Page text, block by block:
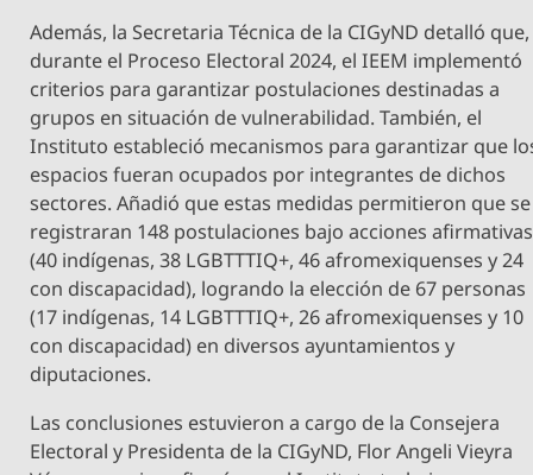
Además, la Secretaria Técnica de la CIGyND detalló que,
durante el Proceso Electoral 2024, el IEEM implementó
criterios para garantizar postulaciones destinadas a
grupos en situación de vulnerabilidad. También, el
Instituto estableció mecanismos para garantizar que
espacios fueran ocupados por integrantes de dichos
sectores. Añadió que estas medidas permitieron que se
registraran 148 postulaciones bajo acciones afirmativas
(40 indígenas, 38 LGBTTTIQ+, 46 afromexiquenses y 24
con discapacidad), logrando la elección de 67 personas
(17 indígenas, 14 LGBTTTIQ+, 26 afromexiquenses y 10
con discapacidad) en diversos ayuntamientos y
diputaciones.
Las conclusiones estuvieron a cargo de la Consejera
Electoral y Presidenta de la CIGyND, Flor Angeli Vieyra